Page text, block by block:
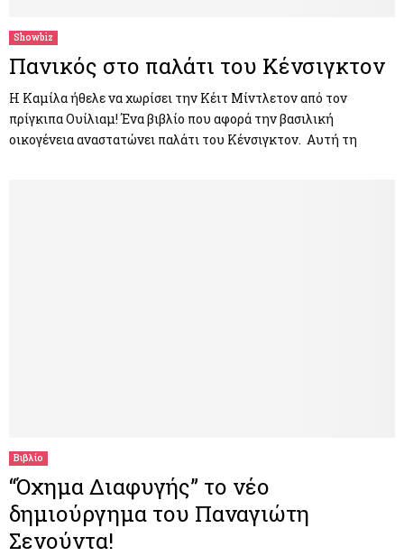
Showbiz
Πανικός στο παλάτι του Κένσιγκτον
Η Καμίλα ήθελε να χωρίσει την Κέιτ Μίντλετον από τον
πρίγκιπα Ουίλιαμ! Ένα βιβλίο που αφορά την βασιλική
οικογένεια αναστατώνει παλάτι του Κένσιγκτον. Αυτή τη
Βιβλίο
“Όχημα Διαφυγής” το νέο
δημιούργημα του Παναγιώτη
Σενούντα!